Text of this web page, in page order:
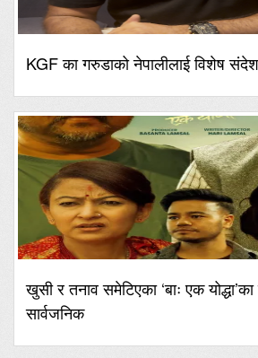
KGF का गरुडाको नेपालीलाई विशेष
खुसी र तनाव समेटिएका ‘बाः एक
सार्वजनिक